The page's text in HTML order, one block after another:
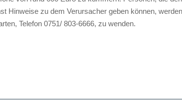
Hinweise zu dem Verursacher geben können,
Telefon 0751/ 803-6666, zu wenden.